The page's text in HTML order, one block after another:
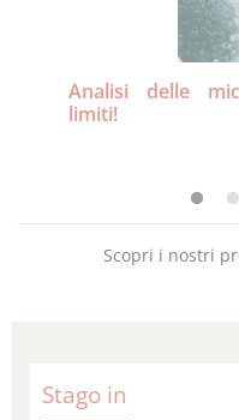
Analisi delle
limiti!
Scopri i nostri
Stago in